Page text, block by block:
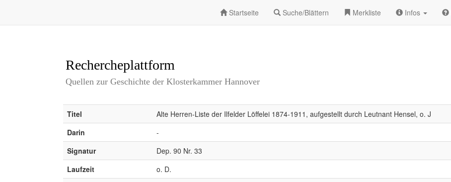
Startseite Suche/Blättern Merkliste Infos
Rechercheplattform
Quellen zur Geschichte der Klosterkammer Hannover
Titel
Alte Herren-Liste der Ilfelder Löffelei 1874-1911, aufgestellt durch Leutnant Hensel, o. J
Darin
-
Signatur
Dep. 90 Nr. 33
Laufzeit
o. D.